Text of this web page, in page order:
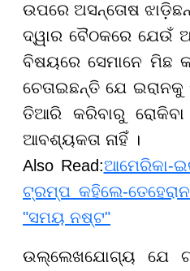
ଉପରେ ଅସନ୍ତୋଷ
ଦ୍ୱାର ବୈଠକରେ ଯେଉଁ
ବିଷୟରେ ସେମାନେ ମିଛ
ଚେତାଇଛନ୍ତି ଯେ
ତିଆରି କରିବାରୁ
ଆବଶ୍ୟକତା ନାହିଁ ।
Also Read:ଆମେରିକା-
ଟ୍ରମ୍ପ କହିଲେ-
"ସମୟ ନଷ୍ଟ"
ଉଲ୍ଲେଖଯୋଗ୍ୟ ଯେ